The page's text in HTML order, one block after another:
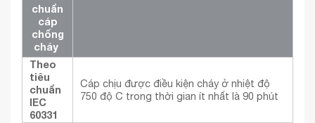
chuẩn
cáp
chống
cháy
Theo
tiêu
chuẩn
IEC
60331
Cáp chịu được điều kiện cháy ở nhiệt độ
750 độ C trong thời gian ít nhất là 90 phút